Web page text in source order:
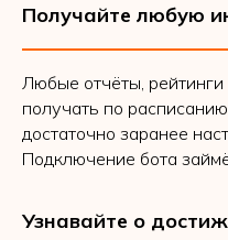
Получайте любую
Любые отчёты,
получать по
достаточно заранее
Подключение бота
Узнавайте о